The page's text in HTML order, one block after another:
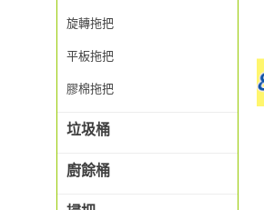
旋轉拖把
平板拖把
膠棉拖把
垃圾桶
廚餘桶